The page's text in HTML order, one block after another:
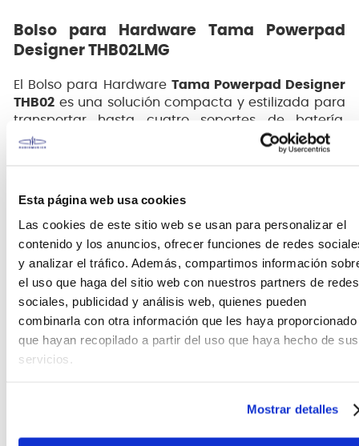
Esta página web usa cookies
Las cookies de este sitio web se usan para personalizar el
contenido y los anuncios, ofrecer funciones de redes
y analizar el tráfico. Además, compartimos información
el uso que haga del sitio web con nuestros partners de redes
sociales, publicidad y análisis web, quienes pueden
combinarla con otra información que les haya proporcionado
que hayan recopilado a partir del uso que haya hecho de sus
servicios.
Mostrar detalles
Bolso para Hardware Tama Powerpad
Designer THB02LMG
El Bolso para Hardware Tama Powerpad Designer
THB02 es una solución compacta y estilizada para
transportar hasta cuatro soportes de batería.
Diseñado con una correa de hombro acolchada y
un asa resistente, facilita su transporte en diversas
Características
Dimensiones: 880 mm (Largo) x 150 mm